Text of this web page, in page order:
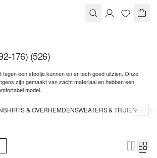
176) (526)
tegen een stootje kunnen en er toch goed uitzien. Onze
zijn gemaakt van zacht materiaal en hebben een
model.
SHIRTS & OVERHEMDENSWEATERS & TRUIEN